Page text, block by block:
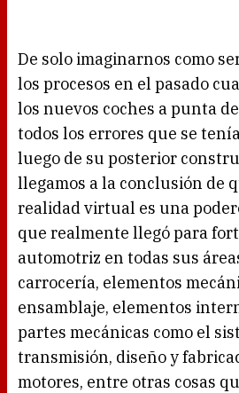
De solo imaginarnos como
los procesos en el pasado
los nuevos coches a punta
todos los errores que se
luego de su posterior
llegamos a la conclusión de
realidad virtual es una
que realmente llegó para
automotriz en todas sus
carrocería, elementos
ensamblaje, elementos
partes mecánicas como el
transmisión, diseño y
motores, entre otras cosas